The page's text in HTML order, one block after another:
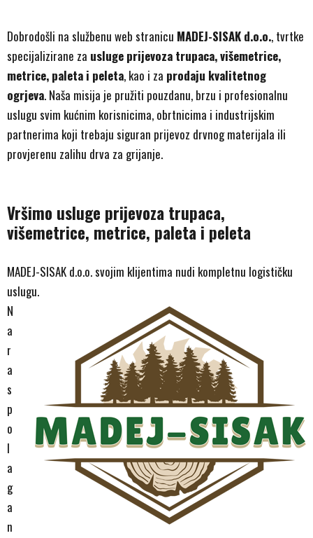
Dobrodošli na službenu web stranicu MADEJ-SISAK d.o.o., tvrtke
specijalizirane za usluge prijevoza trupaca, višemetrice,
metrice, paleta i peleta, kao i za prodaju kvalitetnog
ogrjeva. Naša misija je pružiti pouzdanu, brzu i profesionalnu
uslugu svim kućnim korisnicima, obrtnicima i industrijskim
partnerima koji trebaju siguran prijevoz drvnog materijala ili
provjerenu zalihu drva za grijanje.
Vršimo usluge prijevoza trupaca,
višemetrice, metrice, paleta i peleta
MADEJ-SISAK d.o.o. svojim klijentima nudi kompletnu logističku
uslugu.
N
a
r
a
s
p
o
l
a
g
a
n